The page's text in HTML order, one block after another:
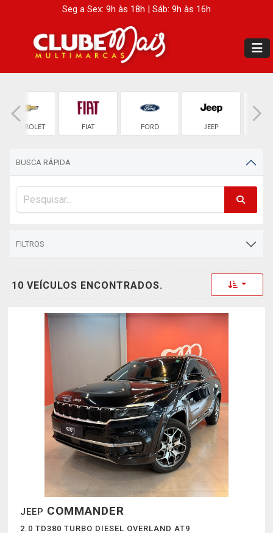
Seg a Sex: 9h às 18h | Sáb: 9h às 16h
CHEVROLET FIAT FORD JEEP
BUSCA RÁPIDA
FILTROS
10 VEÍCULOS ENCONTRADOS. Toggle
JEEP COMMANDER
2.0 TD380 TURBO DIESEL OVERLAND AT9